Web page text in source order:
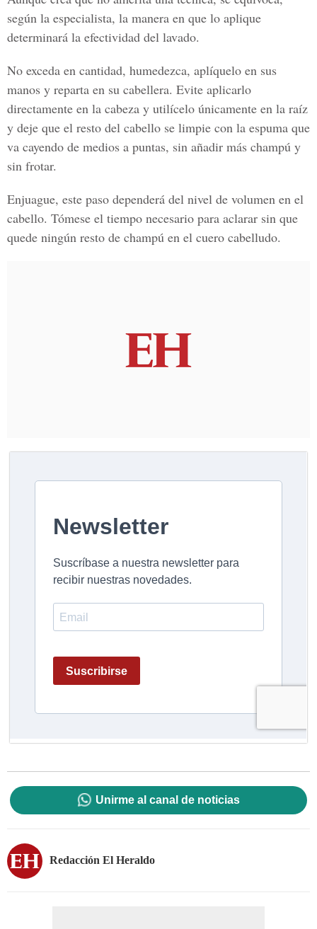
según la especialista, la manera en que lo aplique
determinará la efectividad del lavado.
No exceda en cantidad, humedezca, aplíquelo en sus
manos y reparta en su cabellera. Evite aplicarlo
directamente en la cabeza y utilícelo únicamente en la raíz
y deje que el resto del cabello se limpie con la espuma que
va cayendo de medios a puntas, sin añadir más champú y
sin frotar.
Enjuague, este paso dependerá del nivel de volumen en el
cabello. Tómese el tiempo necesario para aclarar sin que
quede ningún resto de champú en el cuero cabelludo.
Unirme al canal de noticias
Redacción El Heraldo